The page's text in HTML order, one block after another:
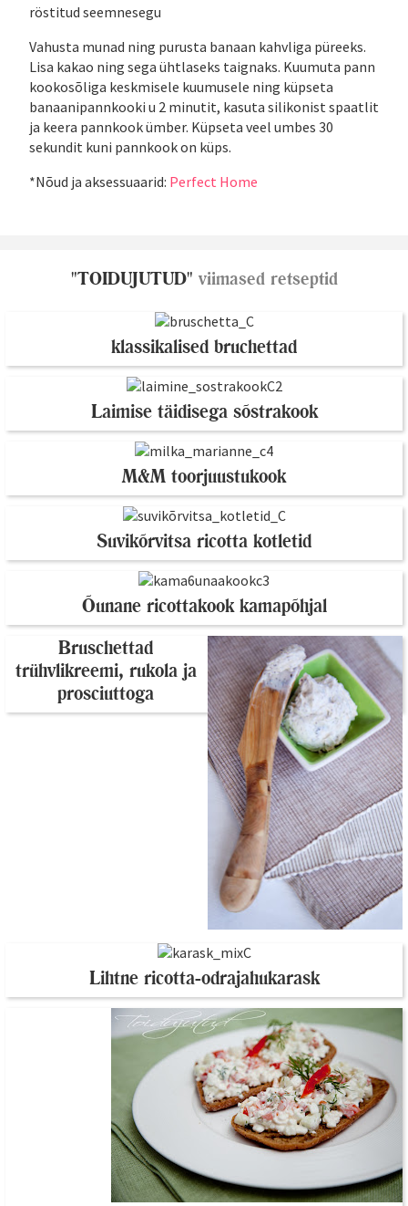
röstitud seemnesegu
Vahusta munad ning purusta banaan kahvliga püreeks.
Lisa kakao ning sega ühtlaseks taignaks. Kuumuta pann
kookosõliga keskmisele kuumusele ning küpseta
banaanipannkooki u 2 minutit, kasuta silikonist spaatlit
ja keera pannkook ümber. Küpseta veel umbes 30
sekundit kuni pannkook on küps.
*Nõud ja aksessuaarid: Perfect Home
"TOIDUJUTUD" viimased retseptid
klassikalised bruchettad
Laimise täidisega sõstrakook
M&M toorjuustukook
Suvikõrvitsa ricotta kotletid
Õunane ricottakook kamapõhjal
Bruschettad
trühvlikreemi, rukola ja
prosciuttoga
Lihtne ricotta-odrajahukarask